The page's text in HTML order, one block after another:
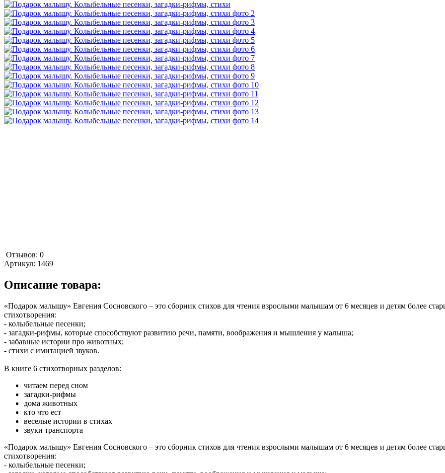
Отзывов: 0
Артикул: 1469
Описание товара:
«Подарок малышу» Евгения Сосновского – это сборник стихов для чтения взрослыми малышам от 6 месяцев и детям более
стихотворения:
- колыбельные песенки;
- загадки-рифмы, которые способствуют развитию речи, памяти, воображения и мышления у малыша;
- забавные истории про животных;
- стихи с имитацией звуков.
В книге 6 стихотворных разделов:
читаем перед сном
загадки-рифмы
дома животных
кто что ест
веселые истории в стихах
звуки транспорта
«Подарок малышу» Евгения Сосновского – это сборник стихов для чтения взрослыми малышам от 6 месяцев и детям более
стихотворения:
- колыбельные песенки;